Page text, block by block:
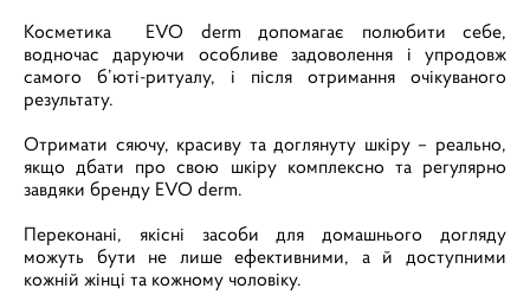
Косметика ЕVO derm допомагає полюбити себе,
водночас даруючи особливе задоволення і упродовж
самого б’юті-ритуалу, і після отримання очікуваного
результату.
Отримати сяючу, красиву та доглянуту шкіру – реально,
якщо дбати про свою шкіру комплексно та регулярно
завдяки бренду ЕVO derm.
Переконані, якісні засоби для домашнього догляду
можуть бути не лише ефективними, а й доступними
кожній жінці та кожному чоловіку.